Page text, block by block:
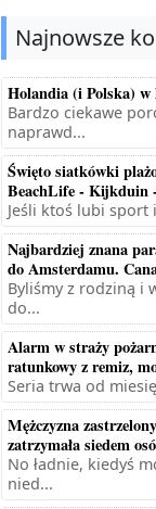
Najnowsze
Holandia (i Polska) w
Bardzo ciekawe
naprawd...
Święto siatkówki
BeachLife - Kijkduin
Jeśli ktoś lubi sport
Najbardziej znana
do Amsterdamu.
Byliśmy z rodziną i
do...
Alarm w straży
ratunkowy z remiz,
Seria trwa od
Mężczyzna
zatrzymała siedem
No ładnie, kiedyś
nied...